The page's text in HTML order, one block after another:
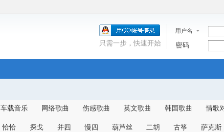
用户名
密码
只需一步，快速开始
车载音乐 网络歌曲 伤感歌曲 英文歌曲 韩国歌曲 情歌
恰恰 探戈 并四 慢四 葫芦丝 二胡 古筝 萨克斯